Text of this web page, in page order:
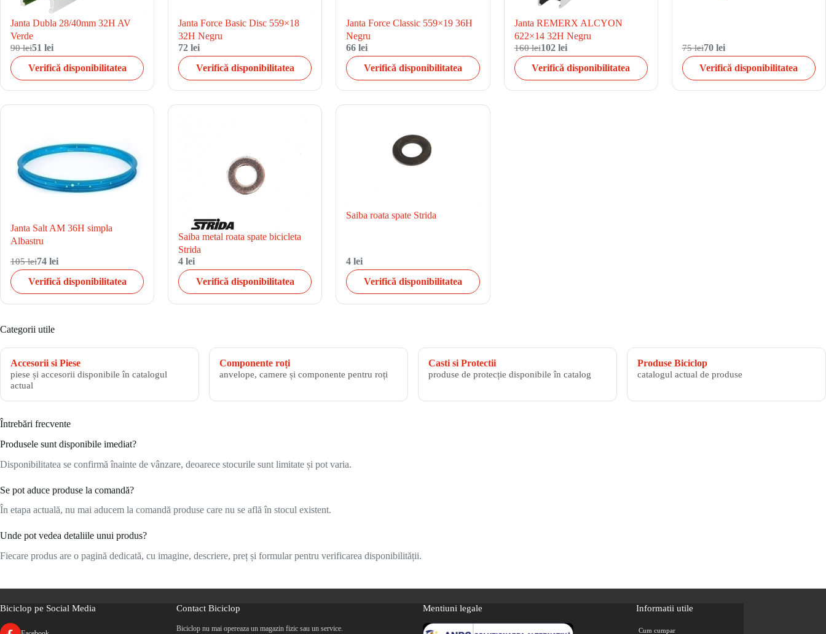
Janta Dubla 28/40mm 32H AV
Verde
90 lei51 lei
Verifică disponibilitatea
Janta Force Basic Disc 559×18
32H Negru
72 lei
Verifică disponibilitatea
Janta Force Classic 559×19 36H
Negru
66 lei
Verifică disponibilitatea
Janta REMERX ALCYON
622×14 32H Negru
160 lei102 lei
Verifică disponibilitatea
75 lei70 lei
Verifică disponibilitatea
Janta Salt AM 36H simpla
Albastru
105 lei74 lei
Verifică disponibilitatea
Saiba metal roata spate bicicleta
Strida
4 lei
Verifică disponibilitatea
Saiba roata spate Strida
4 lei
Verifică disponibilitatea
Categorii utile
Accesorii si Piese
piese și accesorii disponibile în catalogul
actual
Componente roți
anvelope, camere și componente pentru roți
Casti si Protectii
produse de protecție disponibile în catalog
Produse Biciclop
catalogul actual de produse
Întrebări frecvente
Produsele sunt disponibile imediat?
Disponibilitatea se confirmă înainte de vânzare, deoarece stocurile sunt limitate și pot varia.
Se pot aduce produse la comandă?
În etapa actuală, nu mai aducem la comandă produse care nu se află în stocul existent.
Unde pot vedea detaliile unui produs?
Fiecare produs are o pagină dedicată, cu imagine, descriere, preț și formular pentru verificarea disponibilității.
Biciclop pe Social Media Contact Biciclop
Biciclop nu mai opereaza un magazin fizic sau un service.
Mentiuni legale Informatii utile
Cum cumpar